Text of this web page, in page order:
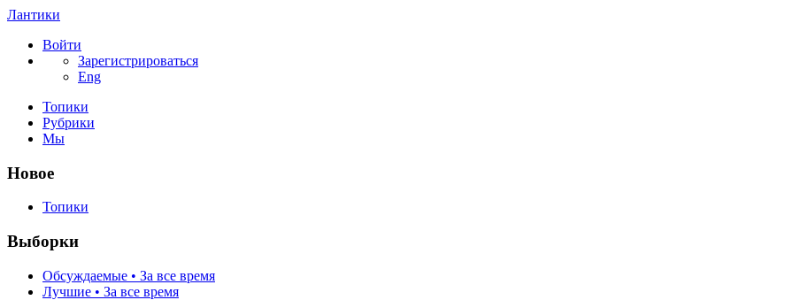
Лантики
Войти
Зарегистрироваться
Eng
Топики
Рубрики
Мы
Новое
Топики
Выборки
Обсуждаемые • За все время
Лучшие • За все время